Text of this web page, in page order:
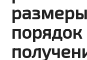
порядок